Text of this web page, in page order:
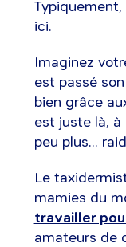
ici.
Imaginez
est passé
bien grâce
est juste là,
peu plus...
Le
mamies du
travailler
amateurs de